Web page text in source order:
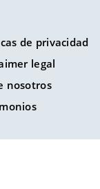
de privacidad
legal
nosotros